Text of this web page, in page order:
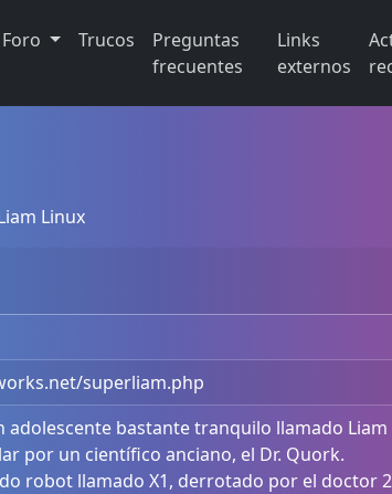
Foro Trucos
Preguntas
frecuentes
Links
externos
Linux
superliam.php
adolescente bastante tranquilo llamado
por un científico anciano, el Dr. Quork.
robot llamado X1, derrotado por el doctor